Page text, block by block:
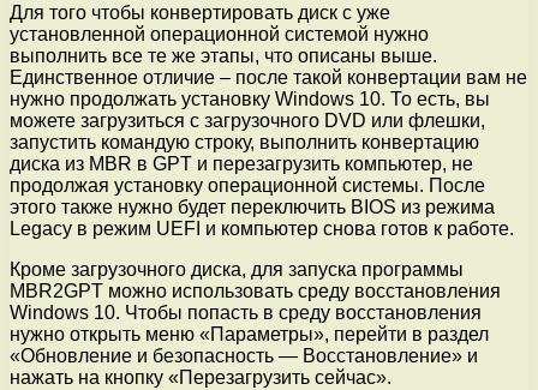
Для того чтобы конвертировать диск с уже
установленной операционной системой нужно
выполнить все те же этапы, что описаны выше.
Единственное отличие – после такой конвертации вам не
нужно продолжать установку Windows 10. То есть, вы
можете загрузиться с загрузочного DVD или флешки,
запустить командую строку, выполнить конвертацию
диска из MBR в GPT и перезагрузить компьютер, не
продолжая установку операционной системы. После
этого также нужно будет переключить BIOS из режима
Legacy в режим UEFI и компьютер снова готов к работе.
Кроме загрузочного диска, для запуска программы
MBR2GPT можно использовать среду восстановления
Windows 10. Чтобы попасть в среду восстановления
нужно открыть меню «Параметры», перейти в раздел
«Обновление и безопасность — Восстановление» и
нажать на кнопку «Перезагрузить сейчас».